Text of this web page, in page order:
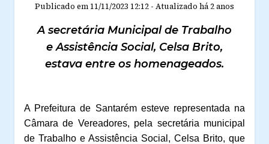
Publicado em 11/11/2023 12:12 - Atualizado há 2 anos
A secretária Municipal de Trabalho
e Assistência Social, Celsa Brito,
estava entre os homenageados.
A Prefeitura de Santarém esteve representada na
Câmara de Vereadores, pela secretária municipal
de Trabalho e Assistência Social, Celsa Brito, que